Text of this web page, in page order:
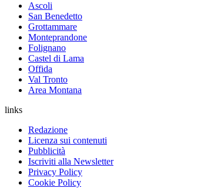
Ascoli
San Benedetto
Grottammare
Monteprandone
Folignano
Castel di Lama
Offida
Val Tronto
Area Montana
links
Redazione
Licenza sui contenuti
Pubblicità
Iscriviti alla Newsletter
Privacy Policy
Cookie Policy